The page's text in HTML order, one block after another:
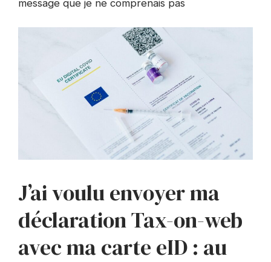
message que je ne comprenais pas
J’ai voulu envoyer ma
déclaration Tax-on-web
avec ma carte eID : au